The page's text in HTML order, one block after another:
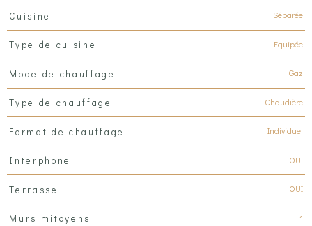
Cuisine Séparée
Type de cuisine Equipée
Mode de chauffage Gaz
Type de chauffage Chaudière
Format de chauffage Individuel
Interphone OUI
Terrasse OUI
Murs mitoyens 1